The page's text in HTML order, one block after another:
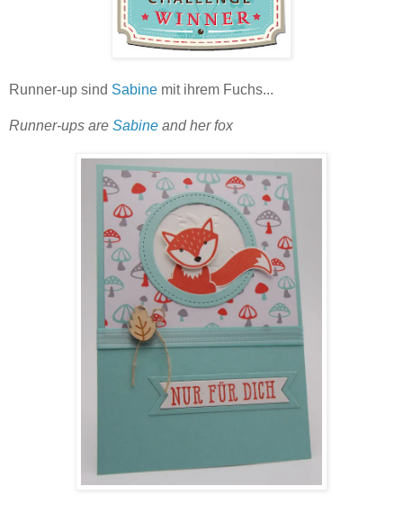
Runner-up sind Sabine mit ihrem Fuchs...
Runner-ups are Sabine and her fox